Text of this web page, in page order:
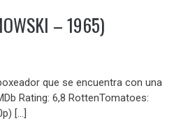
– 1965)
que se encuentra con una
Rating: 6,8 RottenTomatoes:
[…]